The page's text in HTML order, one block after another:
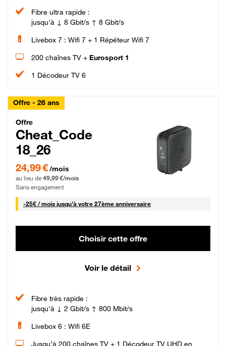
Fibre ultra rapide :
jusqu'à ↓ 8 Gbit/s ↑ 8 Gbit/s
Livebox 7 : Wifi 7 + 1 Répéteur Wifi 7
200 chaînes TV + Eurosport 1
1 Décodeur TV 6
Offre - 26 ans
Cheat_Code Fibre_18_26
Offre
Cheat_Code
18_26
24,99 € par mois pendant 0 mois puis 49,99 € par mois, Sans engagement
24,99 €/mois
au lieu de 49,99 €/mois
Sans engagement
-25€ / mois25 € par mois
jusqu'à votre 27ème anniversaire
Choisir cette offre
Voir le détail
Fibre très rapide :
jusqu'à ↓ 2 Gbit/s ↑ 800 Mbit/s
Livebox 6 : Wifi 6E
Jusqu’à 200 chaînes TV + 1 Décodeur TV UHD en